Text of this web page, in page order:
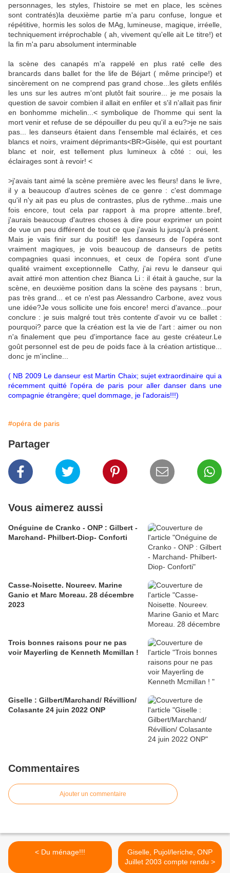
personnages, les styles, l'histoire se met en place, les scènes
sont contratés)la deuxième partie m'a paru confuse, longue et
répétitive, hormis les solos de MAg, lumineuse, magique, irréelle,
techniquement irréprochable ( ah, vivement qu'elle ait Le titre!) et
la fin m'a paru absolument interminable
la scène des canapés m'a rappelé en plus raté celle des
brancards dans ballet for the life de Béjart ( même principe!) et
sincèrement on ne comprend pas grand chose...les gilets enfilés
les uns sur les autres m'ont plutôt fait sourire... je me posais la
question de savoir combien il allait en enfiler et s'il n'allait pas finir
en bonhomme michelin...< symbolique de l'homme qui sent la
mort venir et refuse de se dépouiller du peu qu'il a eu?>je ne sais
pas... les danseurs étaient dans l'ensemble mal éclairés, et ces
blancs et noirs, vraiment déprimants<BR>Gisèle, qui est pourtant
blanc et noir, est tellement plus lumineux à côté : oui, les
éclairages sont à revoir! <
>j'avais tant aimé la scène première avec les fleurs! dans le livre,
il y a beaucoup d'autres scènes de ce genre : c'est dommage
qu'il n'y ait pas eu plus de contrastes, plus de rythme...mais une
fois encore, tout cela par rapport à ma propre attente..bref,
j'aurais beaucoup d'autres choses à dire pour exprimer un point
de vue un peu différent de tout ce que j'avais lu jusqu'à présent.
Mais je vais finir sur du positif! les danseurs de l'opéra sont
vraiment magiques, je vois beaucoup de danseurs de petits
compagnies quasi inconnues, et ceux de l'opéra sont d'une
qualité vraiment exceptionnelle Cathy, j'ai revu le danseur qui
avait attiré mon attention chez Bianca Li : il était à gauche, sur la
scène, en deuxième position dans la scène des paysans : brun,
pas très grand... et ce n'est pas Alessandro Carbone, avez vous
une idée?Je vous sollicite une fois encore! merci d'avance...pour
conclure : je suis malgré tout très contente d'avoir vu ce ballet :
pourquoi? parce que la création est la vie de l'art : aimer ou non
n'a finalement que peu d'importance face au geste créateur.Le
goût personnel est de peu de poids face à la création artistique...
donc je m'incline...
( NB 2009 Le danseur est Martin Chaix; sujet extraordinaire qui a
récemment quitté l'opéra de paris pour aller danser dans une
compagnie étrangère; quel dommage, je l'adorais!!!)
#opéra de paris
Partager
Vous aimerez aussi
Onéguine de Cranko - ONP : Gilbert -
Marchand- Philbert-Diop- Conforti
Casse-Noisette. Noureev. Marine
Ganio et Marc Moreau. 28 décembre
2023
Trois bonnes raisons pour ne pas
voir Mayerling de Kenneth Mcmillan !
Giselle : Gilbert/Marchand/ Révillion/
Colasante 24 juin 2022 ONP
Commentaires
Ajouter un commentaire
< Du ménage!!!
Giselle, Pujol/leriche, ONP
Juillet 2003 compte rendu >